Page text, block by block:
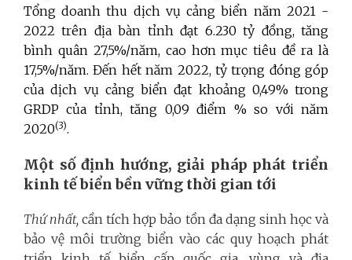
Tổng doanh thu dịch vụ cảng biển năm 2021 -
2022 trên địa bàn tỉnh đạt 6.230 tỷ đồng, tăng
bình quân 27,5%/năm, cao hơn mục tiêu đề ra là
17,5%/năm. Đến hết năm 2022, tỷ trọng đóng góp
của dịch vụ cảng biển đạt khoảng 0,49% trong
GRDP của tỉnh, tăng 0,09 điểm % so với năm
2020(3).
Một số định hướng, giải pháp phát triển
kinh tế biển bền vững thời gian tới
Thứ nhất, cần tích hợp bảo tồn đa dạng sinh học và
bảo vệ môi trường biển vào các quy hoạch phát